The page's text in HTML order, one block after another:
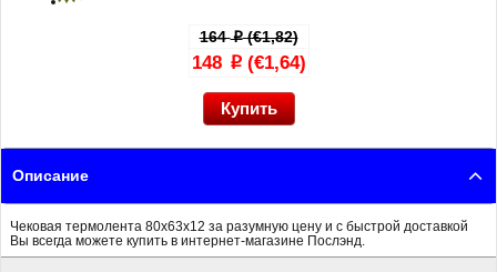
164p(€1,82)
148 p(€1,64)
Описание
Чековая термолента 80x63x12 за разумную цену и с быстрой доставкой
Вы всегда можете купить в интернет-магазине Послэнд.